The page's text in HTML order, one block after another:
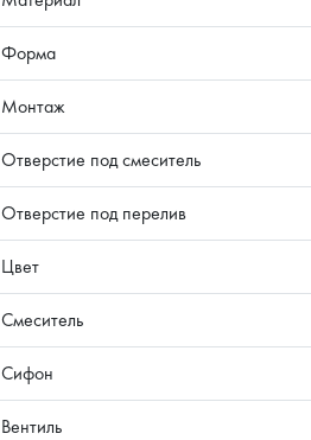
Форма
Монтаж
Отверстие под смеситель
Отверстие под перелив
Цвет
Смеситель
Сифон
Вентиль